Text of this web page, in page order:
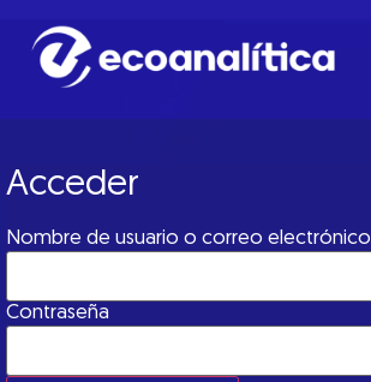
Acceder
Nombre de usuario o correo electrónico
Contraseña